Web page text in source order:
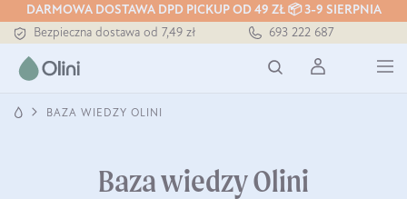
DARMOWA DOSTAWA DPD PICKUP OD 49 ZŁ 📦 3-9 SIERPNIA
Tłoczony zawsze na zimno
Bezpieczna dostawa od 7,49 zł
Tłoczony zawsze na zimno
693 222 687
BAZA WIEDZY OLINI
Baza wiedzy Olini